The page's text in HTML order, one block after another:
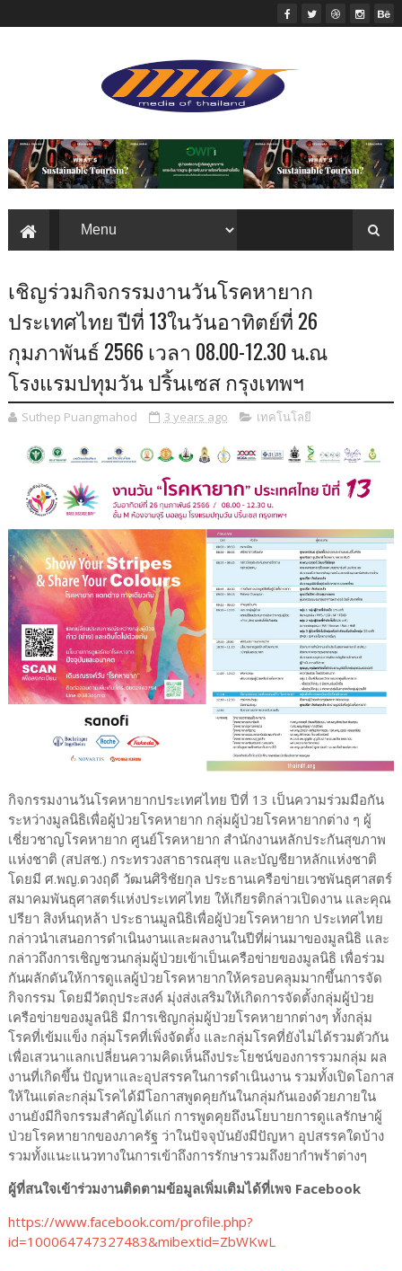
เชิญร่วมกิจกรรมงานวันโรคหายาก
ประเทศไทย ปีที่ 13ในวันอาทิตย์ที่ 26
กุมภาพันธ์ 2566 เวลา 08.00-12.30 น.ณ
โรงแรมปทุมวัน ปริ้นเซส กรุงเทพฯ
Suthep Puangmahod 3 years ago เทคโนโลยี
กิจกรรมงานวันโรคหายากประเทศไทย ปีที่ 13 เป็นความร่วมมือกัน
ระหว่างมูลนิธิเพื่อผู้ป่วยโรคหายาก กลุ่มผู้ป่วยโรคหายากต่าง ๆ ผู้
เชี่ยวชาญโรคหายาก ศูนย์โรคหายาก สำนักงานหลักประกันสุขภาพ
แห่งชาติ (สปสช.) กระทรวงสาธารณสุข และบัญชียาหลักแห่งชาติ
โดยมี ศ.พญ.ดวงฤดี วัฒนศิริชัยกุล ประธานเครือข่ายเวชพันธุศาสตร์
สมาคมพันธุศาสตร์แห่งประเทศไทย ให้เกียรติกล่าวเปิดงาน และคุณ
ปรียา สิงห์นฤหล้า ประธานมูลนิธิเพื่อผู้ป่วยโรคหายาก ประเทศไทย
กล่าวนำเสนอการดำเนินงานและผลงานในปีที่ผ่านมาของมูลนิธิ และ
กล่าวถึงการเชิญชวนกลุ่มผู้ป่วยเข้าเป็นเครือข่ายของมูลนิธิ เพื่อร่วม
กันผลักดันให้การดูแลผู้ป่วยโรคหายากให้ครอบคลุมมากขึ้นการจัด
กิจกรรม โดยมีวัตถุประสงค์ มุ่งส่งเสริมให้เกิดการจัดตั้งกลุ่มผู้ป่วย
เครือข่ายของมูลนิธิ มีการเชิญกลุ่มผู้ป่วยโรคหายากต่างๆ ทั้งกลุ่ม
โรคที่เข้มแข็ง กลุ่มโรคที่เพิ่งจัดตั้ง และกลุ่มโรคที่ยังไม่ได้รวมตัวกัน
เพื่อเสวนาแลกเปลี่ยนความคิดเห็นถึงประโยชน์ของการรวมกลุ่ม ผล
งานที่เกิดขึ้น ปัญหาและอุปสรรคในการดำเนินงาน รวมทั้งเปิดโอกาส
ให้ในแต่ละกลุ่มโรคได้มีโอกาสพูดคุยกันในกลุ่มกันเองด้วยภายใน
งานยังมีกิจกรรมสำคัญได้แก่ การพูดคุยถึงนโยบายการดูแลรักษาผู้
ป่วยโรคหายากของภาครัฐ ว่าในปัจจุบันยังมีปัญหา อุปสรรคใดบ้าง
รวมทั้งแนะแนวทางในการเข้าถึงการรักษารวมถึงยากำพร้าต่างๆ
ผู้ที่สนใจเข้าร่วมงานติดตามข้อมูลเพิ่มเติมได้ที่เพจ Facebook
https://www.facebook.com/profile.php?
id=100064747327483&mibextid=ZbWKwL